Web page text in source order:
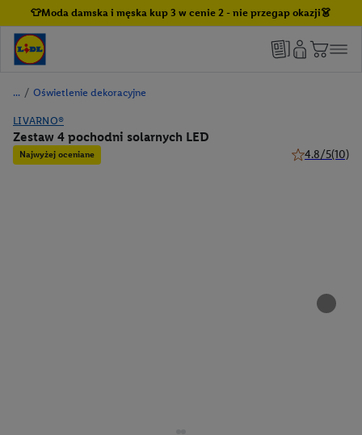
👕Moda damska i męska kup 3 w cenie 2 - nie przegap okazji👗
/ Oświetlenie dekoracyjne
LIVARNO®
Zestaw 4 pochodni solarnych LED
Najwyżej oceniane 4.8/5(10)